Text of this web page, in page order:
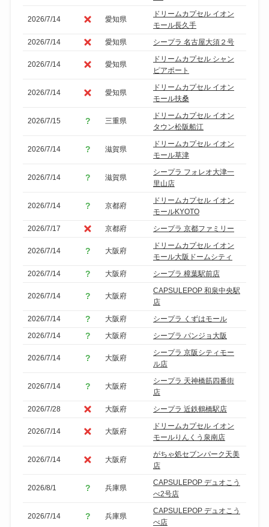
2026/7/14 愛知県
ドリームカプセル イオン
モール長久手
2026/7/14
愛知県 シープラ 名古屋大須２号
2026/7/14 愛知県
ドリームカプセル シャン
ピアポート
2026/7/14 愛知県
ドリームカプセル イオン
モール扶桑
2026/7/15 三重県
ドリームカプセル イオン
タウン松阪船江
2026/7/14 滋賀県
ドリームカプセル イオン
モール草津
2026/7/14 滋賀県
シープラ フォレオ大津一
里山店
2026/7/14 京都府
ドリームカプセル イオン
モールKYOTO
2026/7/17
京都府 シープラ 京都ファミリー
2026/7/14 大阪府
ドリームカプセル イオン
モール大阪ドームシティ
2026/7/14
大阪府 シープラ 樟葉駅前店
2026/7/14 大阪府
CAPSULEPOP 和泉中央駅
店
2026/7/14
大阪府
シープラ くずはモール
2026/7/14
大阪府 シープラ パンジョ大阪
2026/7/14 大阪府
シープラ 京阪シティモー
ル店
2026/7/14 大阪府
シープラ 天神橋筋四番街
店
2026/7/28
大阪府 シープラ 近鉄鶴橋駅店
2026/7/14 大阪府
ドリームカプセル イオン
モールりんくう泉南店
2026/7/14 大阪府
がちゃ処セブンパーク天美
店
2026/8/1 兵庫県
CAPSULEPOP デュオこう
べ2号店
2026/7/14 兵庫県
CAPSULEPOP デュオこう
べ店